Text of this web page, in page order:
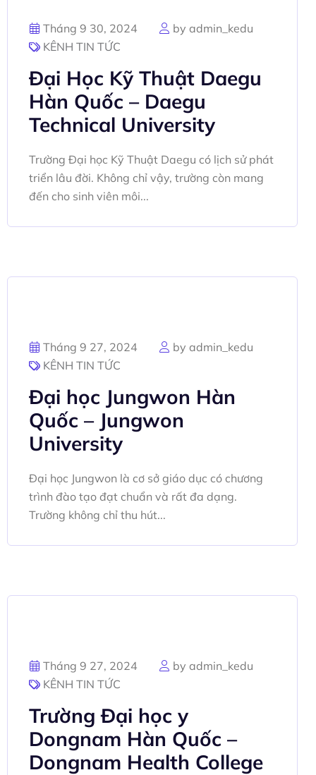
Tháng 9 30, 2024
by admin_kedu
KÊNH TIN TỨC
Đại Học Kỹ Thuật Daegu
Hàn Quốc – Daegu
Technical University
Trường Đại học Kỹ Thuật Daegu có lịch sử phát
triển lâu đời. Không chỉ vậy, trường còn mang
đến cho sinh viên môi...
Tháng 9 27, 2024
by admin_kedu
KÊNH TIN TỨC
Đại học Jungwon Hàn
Quốc – Jungwon
University
Đại học Jungwon là cơ sở giáo dục có chương
trình đào tạo đạt chuẩn và rất đa dạng.
Trường không chỉ thu hút...
Tháng 9 27, 2024
by admin_kedu
KÊNH TIN TỨC
Trường Đại học y
Dongnam Hàn Quốc –
Dongnam Health College